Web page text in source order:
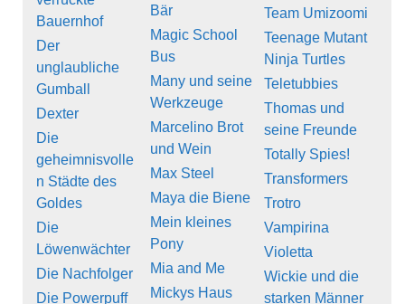
Bauernhof
Der
unglaubliche
Gumball
Dexter
Die
geheimnisvolle
n Städte des
Goldes
Die
Löwenwächter
Die Nachfolger
Die Powerpuff
Bär
Magic School
Bus
Many und seine
Werkzeuge
Marcelino Brot
und Wein
Max Steel
Maya die Biene
Mein kleines
Pony
Mia and Me
Mickys Haus
Team Umizoomi
Teenage Mutant
Ninja Turtles
Teletubbies
Thomas und
seine Freunde
Totally Spies!
Transformers
Trotro
Vampirina
Violetta
Wickie und die
starken Männer